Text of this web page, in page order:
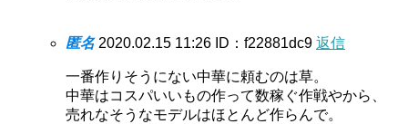
匿名 2020.02.15 11:26 ID：f22881dc9 返信
一番作りそうにない中華に頼むのは草。
中華はコスパいいもの作って数稼ぐ作戦やから、
売れなそうなモデルはほとんど作らんで。